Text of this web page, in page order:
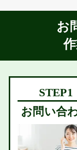
お
お問い合